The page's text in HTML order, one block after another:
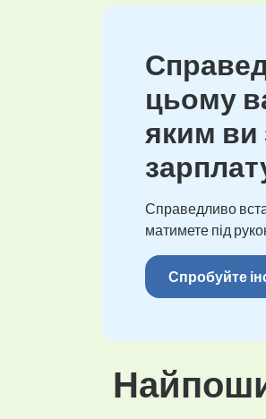
цьому
яким ви
Справедливо
матимете під
Спробуйте